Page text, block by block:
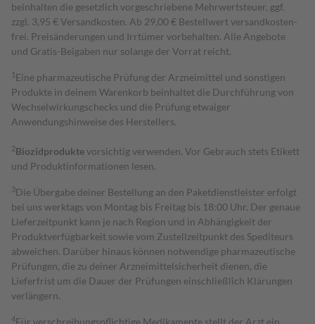
beinhalten die gesetzlich vorgeschriebene Mehrwertsteuer, ggf.
zzgl. 3,95 € Versandkosten. Ab 29,00 € Bestell­wert versand­kosten­
frei. Preisänderungen und Irrtümer vorbehalten. Alle Angebote
und Gratis-Beigaben nur solange der Vorrat reicht.
1 Eine pharmazeutische Prüfung der Arzneimittel und sonstigen
Produkte in deinem Warenkorb beinhaltet die Durchführung von
Wechselwirkungschecks und die Prüfung etwaiger
Anwendungshinweise des Herstellers.
2Biozidproduktevorsichtig verwenden. Vor Gebrauch stets Etikett
und Produktinformationen lesen.
3Die Übergabe deiner Bestellung an den Paketdienstleister erfolgt
bei uns werktags von Montag bis Freitag bis 18:00 Uhr. Der genaue
Lieferzeitpunkt kann je nach Region und in Abhängigkeit der
Produktverfügbarkeit sowie vom Zustellzeitpunkt des Spediteurs
abweichen. Darüber hinaus können notwendige pharmazeutische
Prüfungen, die zu deiner Arzneimittelsicherheit dienen, die
Lieferfrist um die Dauer der Prüfungen einschließlich Klärungen
verlängern.
4Für verschreibungspflichtige Medikamente stellt der Arzt ein